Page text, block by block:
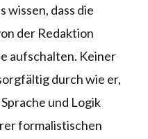
wissen, dass die
der Redaktion
aufschalten. Keiner
durch wie er,
und Logik
formalistischen